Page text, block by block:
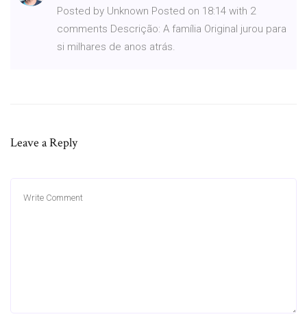
Posted by Unknown Posted on 18:14 with 2
comments Descrição: A família Original jurou para
si milhares de anos atrás.
Leave a Reply